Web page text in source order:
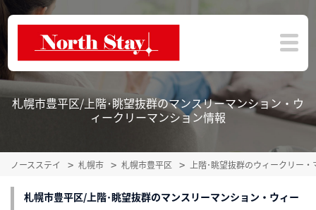
札幌市豊平区/上階･眺望抜群のマンスリーマンション・ウ
ィークリーマンション情報
ノースステイ 札幌市 札幌市豊平区 上階･眺望抜群のウィークリー
札幌市豊平区/上階･眺望抜群のマンスリーマンション・ウィー